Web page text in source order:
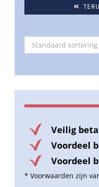
Veilig
Voordeel
Voordeel
* Voorwaarden zijn